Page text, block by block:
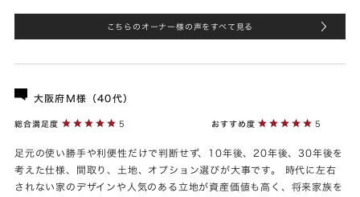
こちらのオーナー様の声をすべて見る
大阪府Ｍ様（40代）
総合満足度 5 おすすめ度 5
足元の使い勝手や利便性だけで判断せず、10年後、20年後、30年後を
考えた仕様、間取り、土地、オプション選びが大事です。 時代に左右
されない家のデザインや人気のある立地が資産価値も高く、将来家族を